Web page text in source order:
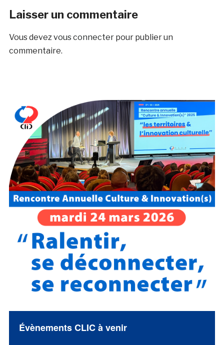
Laisser un commentaire
Vous devez vous connecterpour publier un
commentaire.
Évènements CLIC à venir